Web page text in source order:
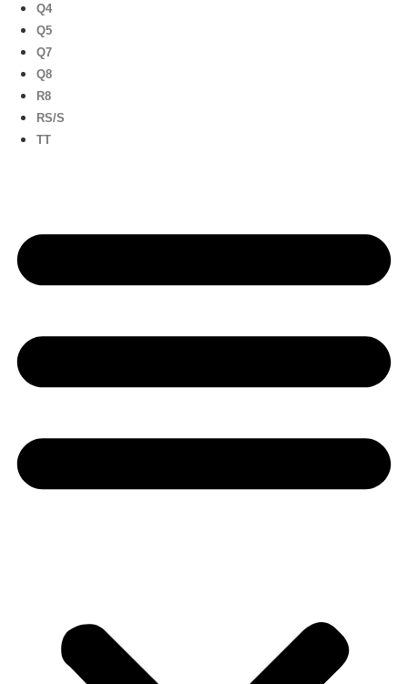
Q4
Q5
Q7
Q8
R8
RS/S
TT